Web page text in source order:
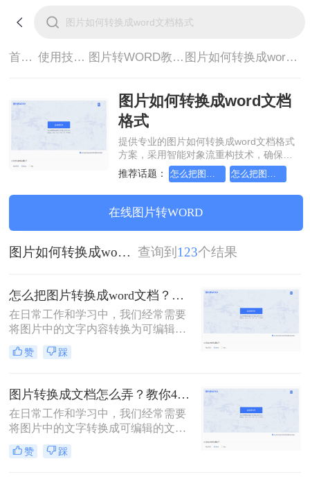
首页> 使用技巧> 图片转WORD教程> 图片如何转换成word文档格式
图片如何转换成word文档
格式
提供专业的图片如何转换成word文档格式
方案，采用智能对象流重构技术，确保文
档1:1高保真还原且排版不乱码。支持一键
批量处理，全链路 SSL 加密保障隐私安
全。助您快速实现图片如何转换成word文
档格式，无需安装，高效办公。
推荐话题：
在线图片转WORD
图片如何转换成word文档格式 查询到 123个结果
怎么把图片转换成word文档？这三个方法帮你轻松解决！
在日常工作和学习中，我们经常需要
将图片中的文字内容转换为可编辑的
Word文档。这一需求可以通过多种方
法实现，每种方法都有其独特的优势
word文档呢？本文将详细介绍三种常
用的图片转Word文档的方法，并探讨
其优缺点，同时推荐一些实用的工
具。
赞 踩
图片转换成文档怎么弄？教你4种方法！
在日常工作和学习中，我们经常需要
将图片中的文字转换成可编辑的文档
格式。无论是为了编辑、保存还是分
享，将图片转换成文档都是一个非常
赞 踩